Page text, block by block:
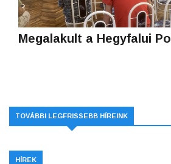
Megalakult a Hegyfalui
TOVÁBBI LEGFRISSEBB HÍREINK
HÍREK